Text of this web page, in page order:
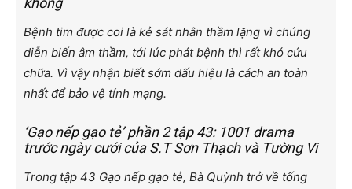
Bệnh tim được coi là kẻ sát nhân thầm lặng vì chúng
diễn biến âm thầm, tới lúc phát bệnh thì rất khó cứu
chữa. Vì vậy nhận biết sớm dấu hiệu là cách an toàn
nhất để bảo vệ tính mạng.
‘Gạo nếp gạo tẻ’ phần 2 tập 43: 1001 drama
trước ngày cưới của S.T Sơn Thạch và Tường Vi
Trong tập 43 Gạo nếp gạo tẻ, Bà Quỳnh trở về tống